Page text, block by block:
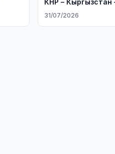
КНР – Кыргызстан
продолжается
31/07/2026